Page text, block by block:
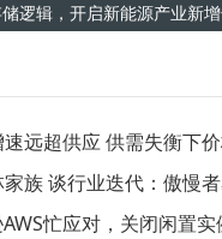
逻辑，开启新能源产业新
远超供应 供需失衡下
族 谈行业迭代：傲慢
忙应对，关闭闲置实